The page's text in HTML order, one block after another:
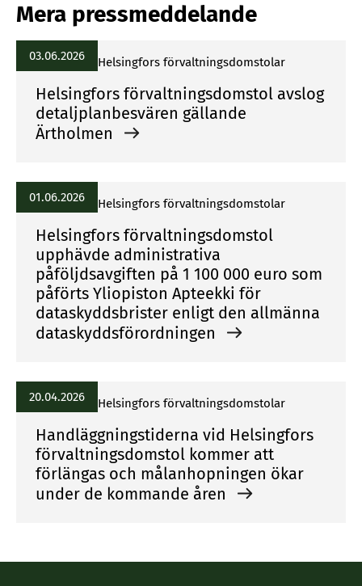
Mera pressmeddelande
03.06.2026 Helsingfors förvaltningsdomstolar
Helsingfors förvaltningsdomstol avslog
detaljplanbesvären gällande
Ärtholmen
01.06.2026 Helsingfors förvaltningsdomstolar
Helsingfors förvaltningsdomstol
upphävde administrativa
påföljdsavgiften på 1 100 000 euro som
påförts Yliopiston Apteekki för
dataskyddsbrister enligt den allmänna
dataskyddsförordningen
20.04.2026 Helsingfors förvaltningsdomstolar
Handläggningstiderna vid Helsingfors
förvaltningsdomstol kommer att
förlängas och målanhopningen ökar
under de kommande åren